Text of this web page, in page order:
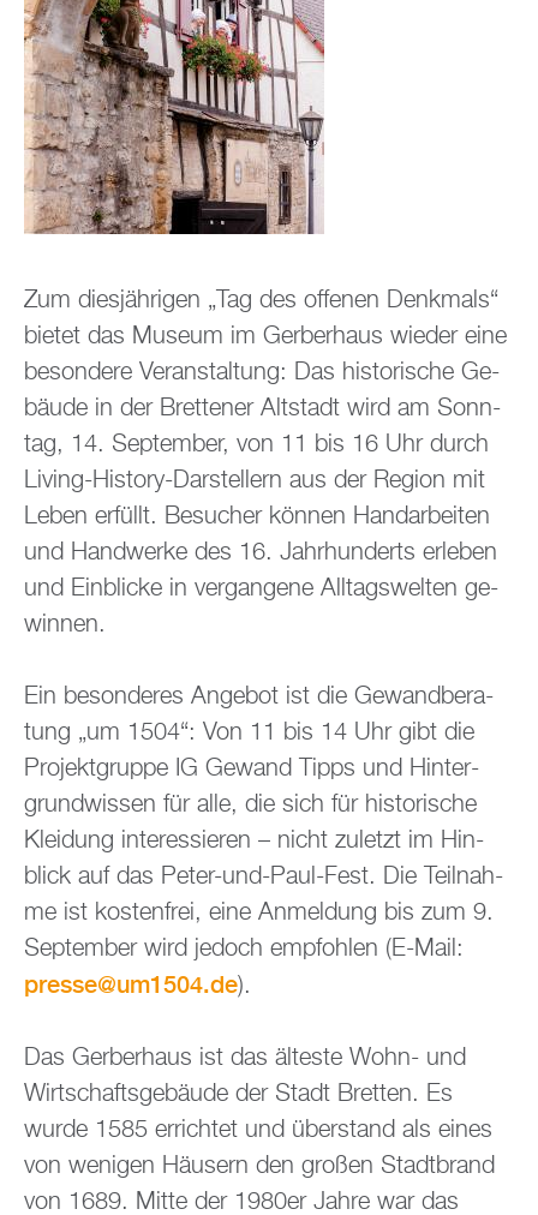
Zum dies­jäh­ri­gen „Tag des of­fe­nen Denk­mals“
bie­tet das Mu­se­um im Ger­ber­haus wie­der eine
be­son­de­re Ver­an­stal­tung: Das his­to­ri­sche Ge­
bäu­de in der Brettener Alt­stadt wird am Sonn­
tag, 14. Sep­tem­ber, von 11 bis 16 Uhr durch
Li­ving-His­to­ry-Dar­stel­lern aus der Re­gi­on mit
Leben er­füllt. Be­su­cher kön­nen Hand­ar­bei­ten
und Hand­wer­ke des 16. Jahr­hun­derts er­le­ben
und Ein­bli­cke in ver­gan­ge­ne All­tags­wel­ten ge­
win­nen.
Ein be­son­de­res An­ge­bot ist die Ge­wand­be­ra­
tung „um 1504“: Von 11 bis 14 Uhr gibt die
Pro­jekt­grup­pe IG Ge­wand Tipps und Hin­ter­
grund­wis­sen für alle, die sich für his­to­ri­sche
Klei­dung in­ter­es­sie­ren – nicht zu­letzt im Hin­
blick auf das Peter-und-Paul-Fest. Die Teil­nah­
me ist kos­ten­frei, eine An­mel­dung bis zum 9.
Sep­tem­ber wird je­doch emp­foh­len (E-Mail:
pres­se@​um1504.​de).
Das Ger­ber­haus ist das äl­tes­te Wohn- und
Wirt­schafts­ge­bäu­de der Stadt Brett­en. Es
wurde 1585 er­rich­tet und über­stand als eines
von we­ni­gen Häu­sern den gro­ßen Stadt­brand
von 1689. Mitte der 1980er Jahre war das